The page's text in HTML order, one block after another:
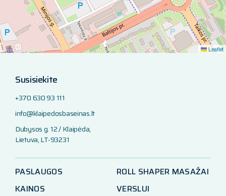
Susisiekite
+370 630 93 111
info@klaipedosbaseinas.lt
Dubysos g. 12 / Klaipėda,
Lietuva, LT-93231
PASLAUGOS
KAINOS
ROLL SHAPER MASAŽAI
VERSLUI
Leaflet